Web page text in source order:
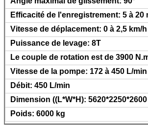
SOUMETTRE
Efficacité de l'enregistrement: 5 à 20
Vitesse de déplacement: 0 à 2,5 km/h
Puissance de levage: 8T
Le couple de rotation est de 3900
Vitesse de la pompe: 172 à 450 L/min
Débit: 450 L/min
Dimension ((L*W*H):
Poids: 6000 kg